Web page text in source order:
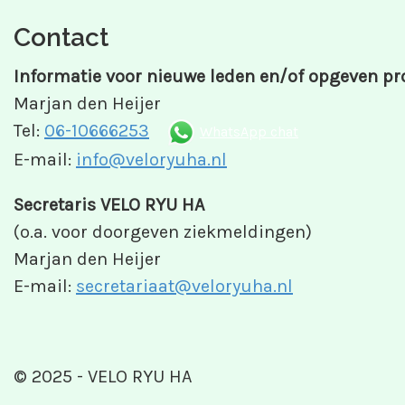
Contact
Informatie voor nieuwe leden en/of opgeven
Marjan den Heijer
Tel: 06-10666253
E-mail: info@veloryuha.nl
Secretaris VELO RYU HA
(o.a. voor doorgeven ziekmeldingen)
Marjan den Heijer
E-mail: secretariaat@veloryuha.nl
© 2025 - VELO RYU HA